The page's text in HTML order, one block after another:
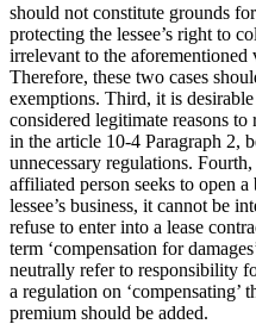
should not constitute grounds
protecting the lessee’s right to
irrelevant to the aforementioned
Therefore, these two cases
exemptions. Third, it is
considered legitimate reasons to
in the article 10-4 Paragraph 2,
unnecessary regulations.
affiliated person seeks to open
lessee’s business, it cannot be
refuse to enter into a lease
term ‘compensation for
neutrally refer to responsibility
a regulation on ‘compensating’
premium should be added.